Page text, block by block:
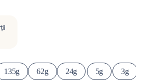
135g 62g 24g 5g 3g